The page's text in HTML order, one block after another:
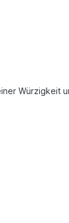
Würzigkeit